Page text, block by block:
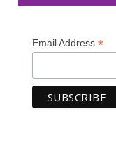
Email Address *